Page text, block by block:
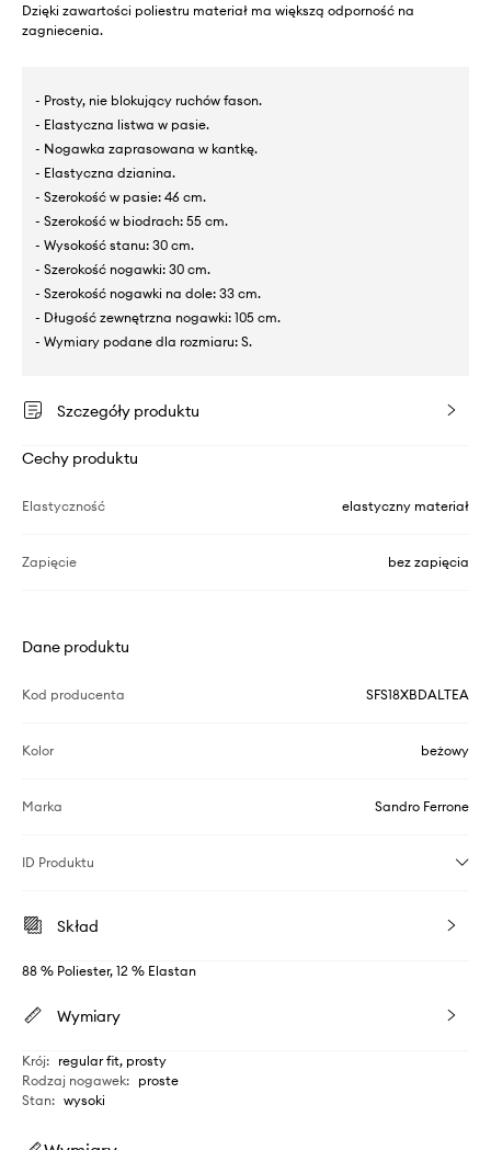
Dzięki zawartości poliestru materiał ma większą odporność na
zagniecenia.
- Prosty, nie blokujący ruchów fason.
- Elastyczna listwa w pasie.
- Nogawka zaprasowana w kantkę.
- Elastyczna dzianina.
- Szerokość w pasie: 46 cm.
- Szerokość w biodrach: 55 cm.
- Wysokość stanu: 30 cm.
- Szerokość nogawki: 30 cm.
- Szerokość nogawki na dole: 33 cm.
- Długość zewnętrzna nogawki: 105 cm.
- Wymiary podane dla rozmiaru: S.
Szczegóły produktu
Cechy produktu
Elastyczność elastyczny materiał
Zapięcie bez zapięcia
Dane produktu
Kod producenta SFS18XBDALTEA
Kolor beżowy
Marka Sandro Ferrone
ID Produktu
Skład
88 % Poliester, 12 % Elastan
Wymiary
Krój: regular fit, prosty
Rodzaj nogawek: proste
Stan: wysoki